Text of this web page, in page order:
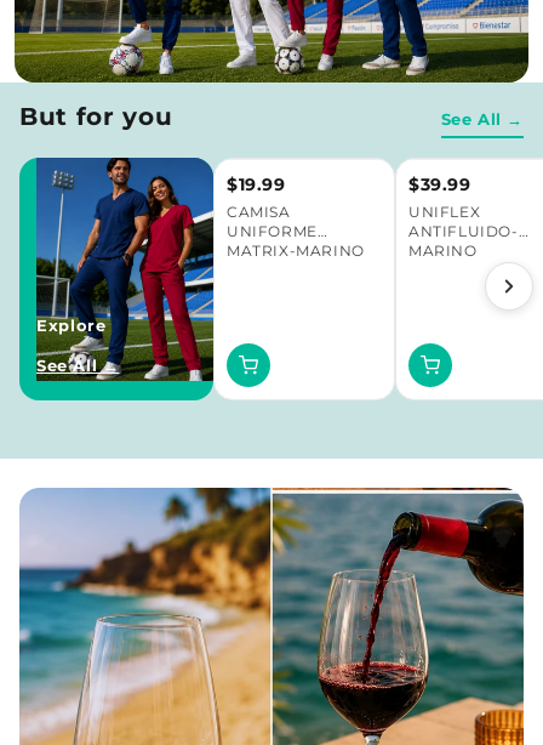
But for you See All →
Explore
See All →
$19.99
CAMISA
UNIFORME
MATRIX-MARINO
Añadir
al
carrito
$39.99
UNIFLEX
ANTIFLUIDO-
MARINO
Añadir
al
carrito